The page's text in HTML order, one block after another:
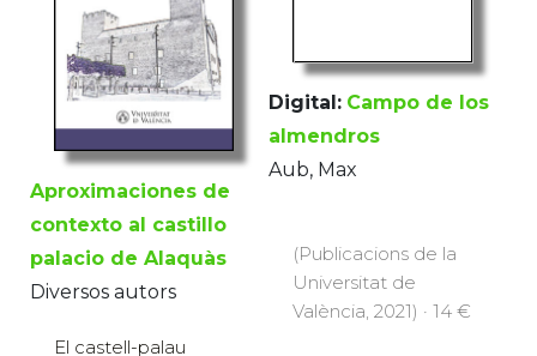
Aproximaciones de
contexto al castillo
palacio de Alaquàs
Diversos autors
El castell-palau
Digital: Campo de los
almendros
Aub, Max
(Publicacions de la
Universitat de
València, 2021) · 14 €